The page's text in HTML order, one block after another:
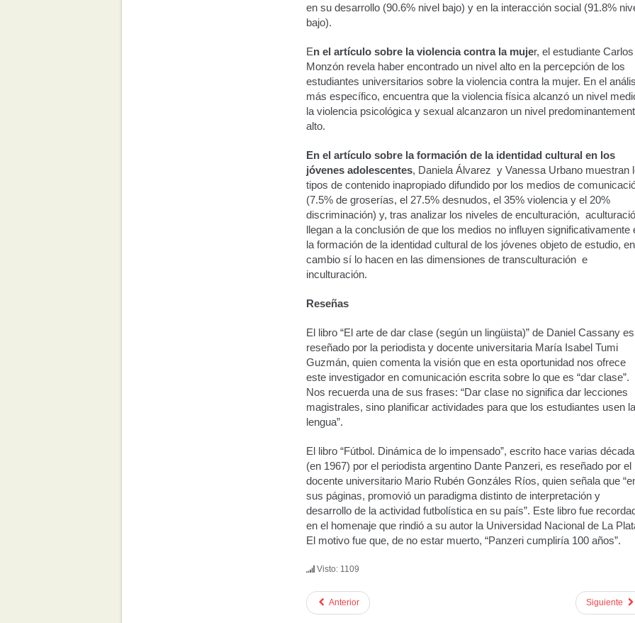
en su desarrollo (90.6% nivel bajo) y en la interacción social (91.8%
bajo).
En el artículo sobre la violencia contra la mujer, el estudiante Carlos
Monzón revela haber encontrado un nivel alto en la percepción de los
estudiantes universitarios sobre la violencia contra la mujer. En el
más específico, encuentra que la violencia física alcanzó un nivel
la violencia psicológica y sexual alcanzaron un nivel
alto.
En el artículo sobre la formación de la identidad cultural en los
jóvenes adolescentes, Daniela Álvarez y Vanessa Urbano muestran
tipos de contenido inapropiado difundido por los medios de
(7.5% de groserías, el 27.5% desnudos, el 35% violencia y el 20%
discriminación) y, tras analizar los niveles de enculturación,
llegan a la conclusión de que los medios no influyen significativamente
la formación de la identidad cultural de los jóvenes objeto de estudio, en
cambio sí lo hacen en las dimensiones de transculturación e
inculturación.
Reseñas
El libro “El arte de dar clase (según un lingüista)” de Daniel Cassany es
reseñado por la periodista y docente universitaria María Isabel Tumi
Guzmán, quien comenta la visión que en esta oportunidad nos ofrece
este investigador en comunicación escrita sobre lo que es “dar clase”.
Nos recuerda una de sus frases: “Dar clase no significa dar lecciones
magistrales, sino planificar actividades para que los estudiantes usen la
lengua”.
El libro “Fútbol. Dinámica de lo impensado”, escrito hace varias
(en 1967) por el periodista argentino Dante Panzeri, es reseñado por el
docente universitario Mario Rubén Gonzáles Ríos, quien señala que
sus páginas, promovió un paradigma distinto de interpretación y
desarrollo de la actividad futbolística en su país”. Este libro fue
en el homenaje que rindió a su autor la Universidad Nacional de La
El motivo fue que, de no estar muerto, “Panzeri cumpliría 100 años”.
Visto: 1109
Anterior Siguiente